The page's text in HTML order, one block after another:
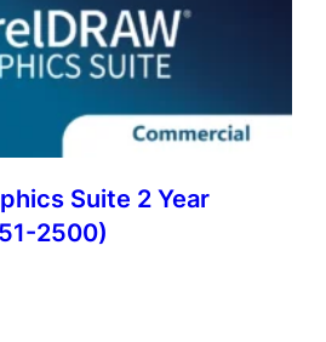
Suite 2 Year
2500)